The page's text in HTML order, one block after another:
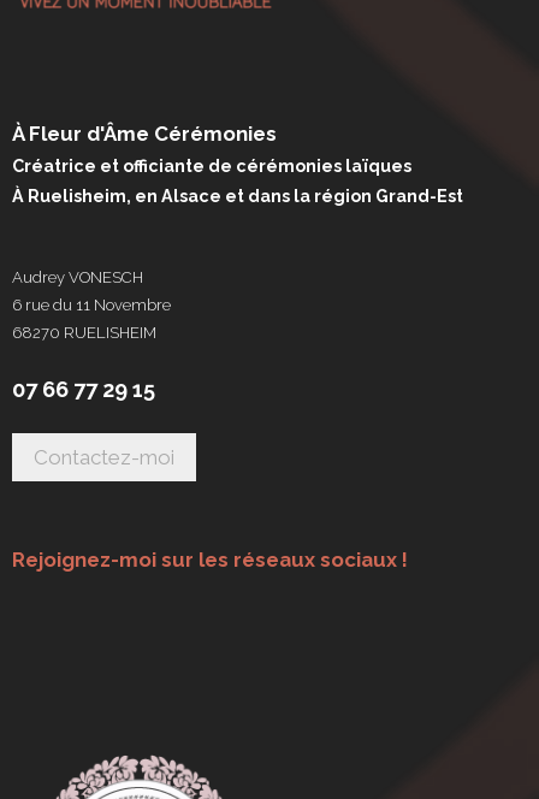
À Fleur d'Âme Cérémonies
Créatrice et officiante de cérémonies laïques
À Ruelisheim, en Alsace et dans la région Grand-Est
Audrey VONESCH
6 rue du 11 Novembre
68270 RUELISHEIM
07 66 77 29 15
Rejoignez-moi sur les réseaux sociaux !